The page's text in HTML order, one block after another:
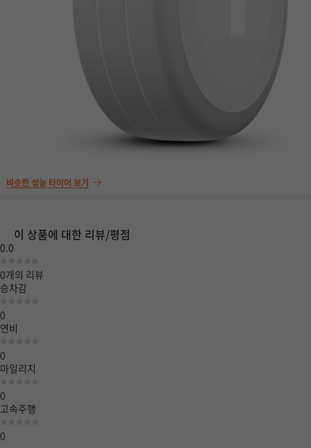
비슷한 성능 타이어 보기
이 상품에 대한 리뷰/평점
0.0
0개의 리뷰
승차감
0
연비
0
마일리지
0
고속주행
0